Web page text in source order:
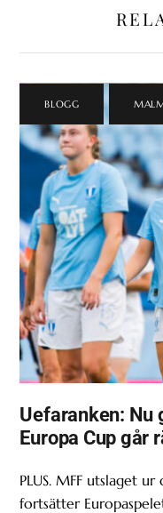
BLOGG ,
Uefaranken: Nu
Europa Cup går
PLUS. MFF utslaget
fortsätter